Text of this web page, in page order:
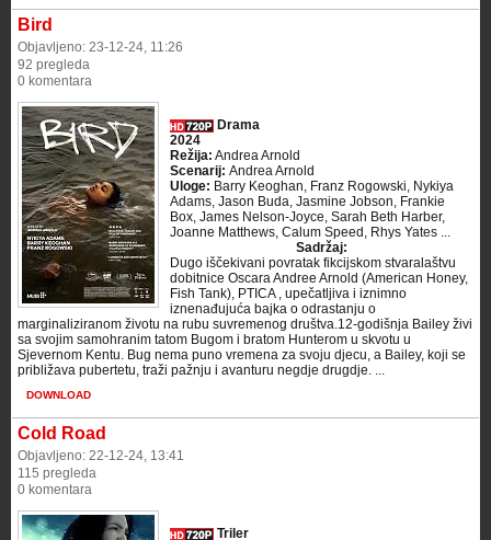
Bird
Objavljeno: 23-12-24, 11:26
92 pregleda
0 komentara
Drama
2024
Režija: Andrea Arnold
Scenarij: Andrea Arnold
Uloge: Barry Keoghan, Franz Rogowski, Nykiya
Adams, Jason Buda, Jasmine Jobson, Frankie
Box, James Nelson-Joyce, Sarah Beth Harber,
Joanne Matthews, Calum Speed, Rhys Yates ...
Sadržaj:
Dugo iščekivani povratak fikcijskom stvaralaštvu
dobitnice Oscara Andree Arnold (American Honey,
Fish Tank), PTICA , upečatljiva i iznimno
iznenađujuća bajka o odrastanju o
marginaliziranom životu na rubu suvremenog društva.12-godišnja Bailey živi
sa svojim samohranim tatom Bugom i bratom Hunterom u skvotu u
Sjevernom Kentu. Bug nema puno vremena za svoju djecu, a Bailey, koji se
približava pubertetu, traži pažnju i avanturu negdje drugdje. ...
DOWNLOAD
Cold Road
Objavljeno: 22-12-24, 13:41
115 pregleda
0 komentara
Triler